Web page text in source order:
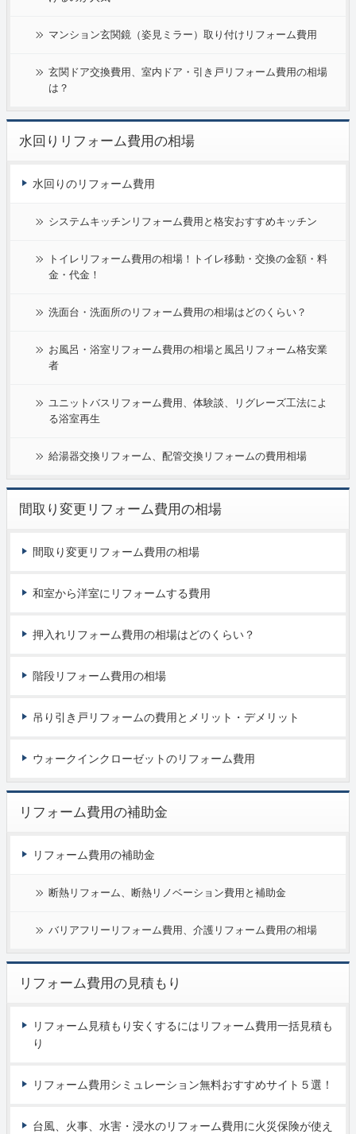
マンション玄関鏡（姿見ミラー）取り付けリフォーム費用
玄関ドア交換費用、室内ドア・引き戸リフォーム費用の相場
は？
水回りリフォーム費用の相場
水回りのリフォーム費用
システムキッチンリフォーム費用と格安おすすめキッチン
トイレリフォーム費用の相場！トイレ移動・交換の金額・料
金・代金！
洗面台・洗面所のリフォーム費用の相場はどのくらい？
お風呂・浴室リフォーム費用の相場と風呂リフォーム格安業
者
ユニットバスリフォーム費用、体験談、リグレーズ工法によ
る浴室再生
給湯器交換リフォーム、配管交換リフォームの費用相場
間取り変更リフォーム費用の相場
間取り変更リフォーム費用の相場
和室から洋室にリフォームする費用
押入れリフォーム費用の相場はどのくらい？
階段リフォーム費用の相場
吊り引き戸リフォームの費用とメリット・デメリット
ウォークインクローゼットのリフォーム費用
リフォーム費用の補助金
リフォーム費用の補助金
断熱リフォーム、断熱リノベーション費用と補助金
バリアフリーリフォーム費用、介護リフォーム費用の相場
リフォーム費用の見積もり
リフォーム見積もり安くするにはリフォーム費用一括見積も
り
リフォーム費用シミュレーション無料おすすめサイト５選！
台風、火事、水害・浸水のリフォーム費用に火災保険が使え